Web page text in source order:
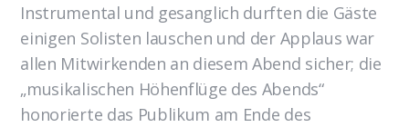
Instrumental und gesanglich durften die Gäste
einigen Solisten lauschen und der Applaus war
allen Mitwirkenden an diesem Abend sicher; die
„musikalischen Höhenflüge des Abends“
honorierte das Publikum am Ende des